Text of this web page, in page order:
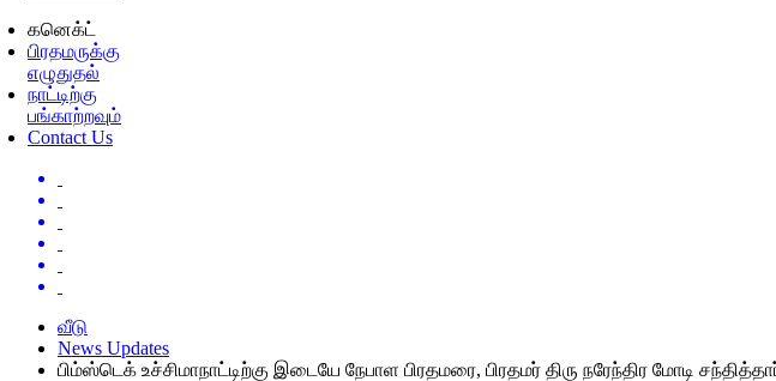
கனெக்ட்
பிரதமருக்கு
எழுதுதல்
நாட்டிற்கு
பங்காற்றவும்
Contact Us
வீடு
News Updates
பிம்ஸ்டெக் உச்சிமாநாட்டிற்கு இடையே நேபாள பிரதமரை, பிரதமர் திரு நரேந்திர மோடி